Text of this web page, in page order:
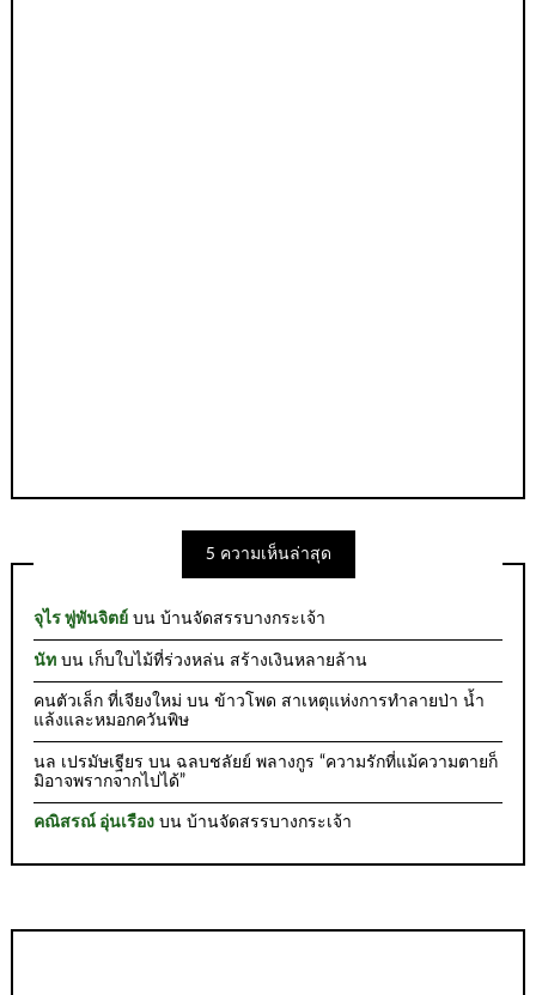
5 ความเห็นล่าสุด
จุไร พู่พันจิตย์ บนบ้านจัดสรรบางกระเจ้า
นัท บน เก็บใบไม้ที่ร่วงหล่น สร้างเงินหลายล้าน
คนตัวเล็ก ที่เจียงใหม่ บนข้าวโพด สาเหตุแห่งการทำลายป่า น้ำ
แล้งและหมอกควันพิษ
นล เปรมัษเฐียร บน ฉลบชลัยย์ พลางกูร “ความรักที่แม้ความตายก็
มิอาจพรากจากไปได้”
คณิสรณ์ อุ่นเรือง บนบ้านจัดสรรบางกระเจ้า